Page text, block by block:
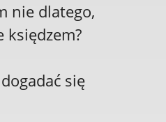
nie dlatego,
księdzem?
się